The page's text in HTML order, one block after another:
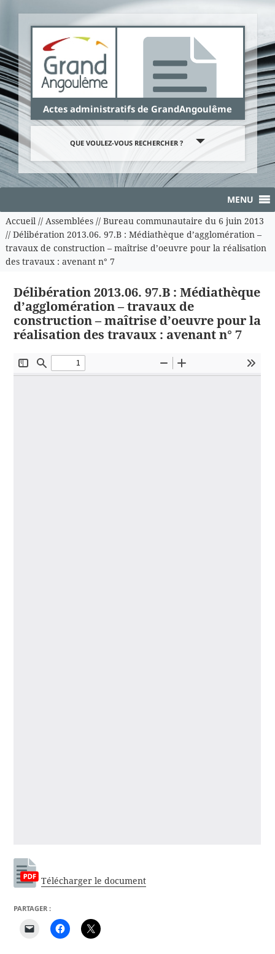
Actes administratifs de GrandAngoulême
QUE VOULEZ-VOUS RECHERCHER ?
MENU
Accueil// Assemblées// Bureau communautaire du 6 juin 2013
// Délibération 2013.06. 97.B : Médiathèque d’agglomération –
travaux de construction – maîtrise d’oeuvre pour la réalisation
des travaux : avenant n° 7
Délibération 2013.06. 97.B : Médiathèque
d’agglomération – travaux de
construction – maîtrise d’oeuvre pour la
réalisation des travaux : avenant n° 7
Télécharger le document
PARTAGER :
Panneau de gestion des cookies